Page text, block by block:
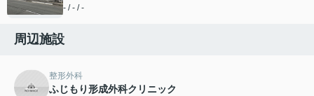
- / - / -
周辺施設
整形外科
ふじもり形成外科クリニック